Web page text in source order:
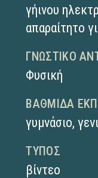
γήινου
απαραίτητο
ΓΝΩΣΤΙΚΌ
Φυσική
ΒΑΘΜΊΔΑ
γυμνάσιο,
ΤΎΠΟΣ
βίντεο